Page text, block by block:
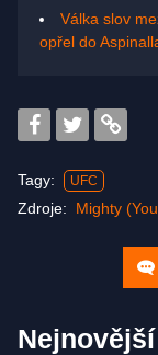
Válka slov
opřel do
Tagy: UFC
Zdroje: Mighty